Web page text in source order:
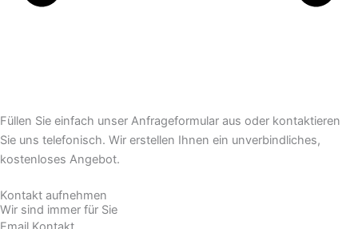
Füllen Sie einfach unser Anfrageformular aus oder kontaktieren
Sie uns telefonisch. Wir erstellen Ihnen ein unverbindliches,
kostenloses Angebot.
Kontakt aufnehmen
Wir sind immer für Sie